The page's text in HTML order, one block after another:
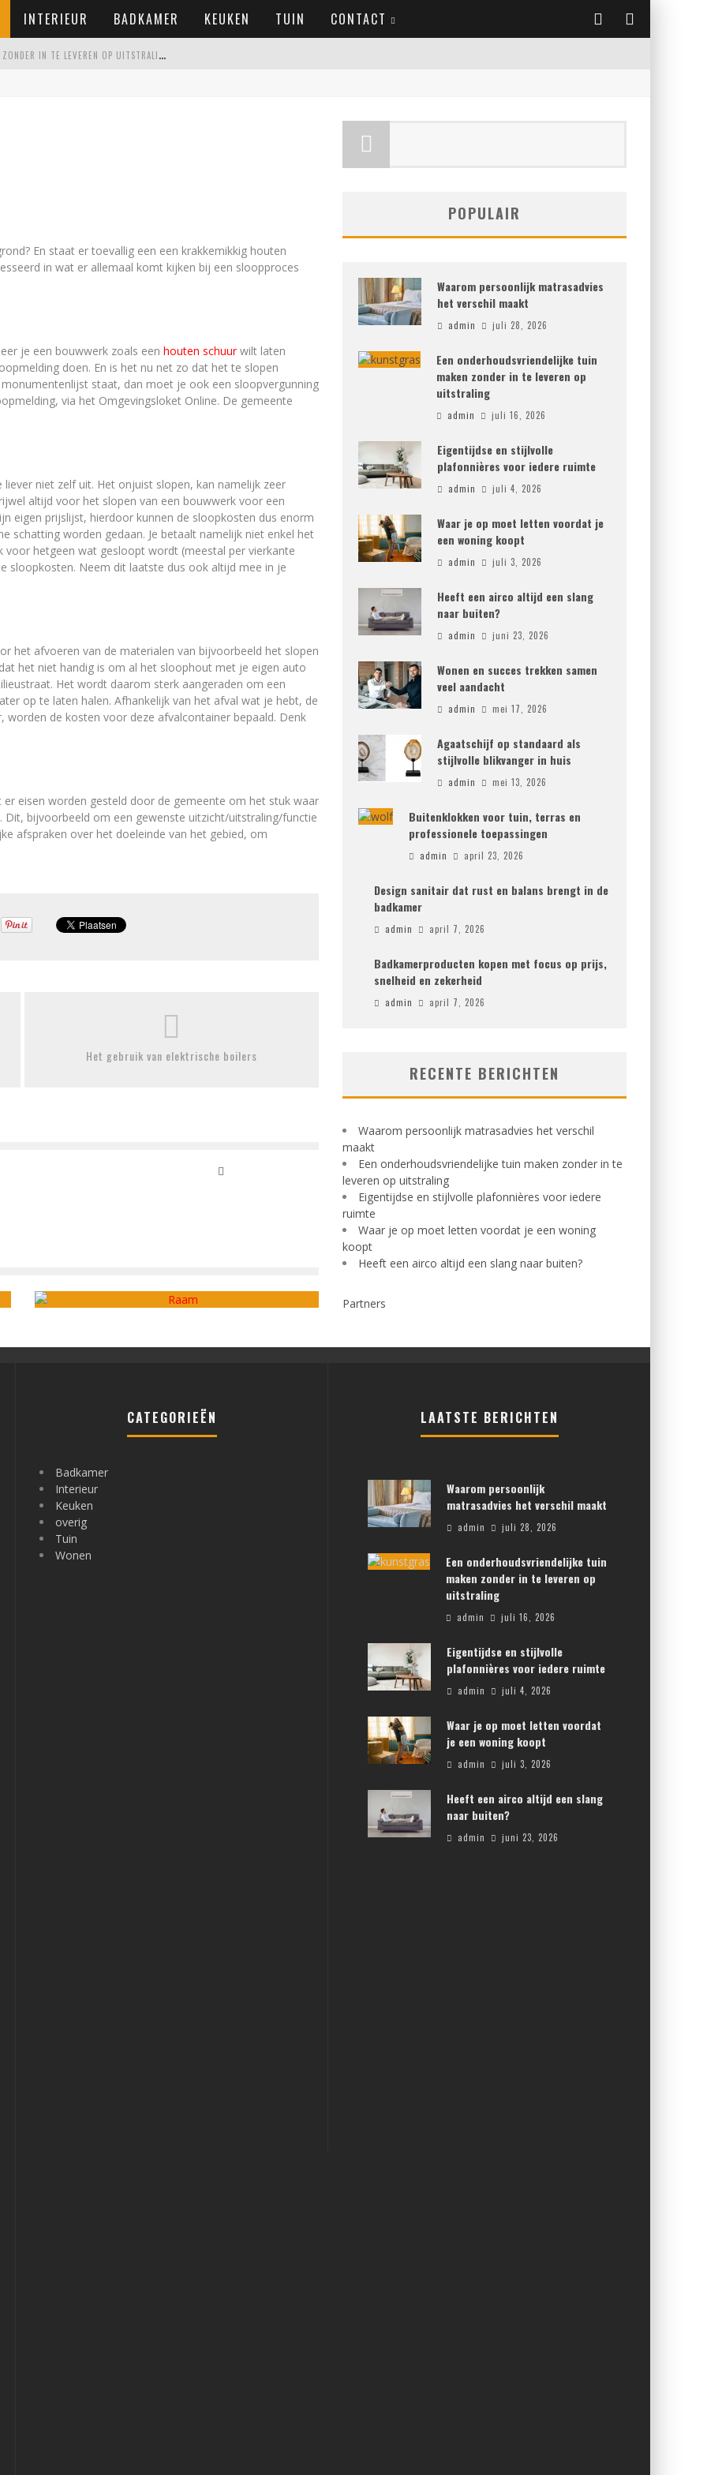
INTERIEUR BADKAMER KEUKEN TUIN CONTACT
E
EN ONDERHOUDSVRIENDELIJKE TUIN MAKEN ZONDER IN TE LEVEREN OP UITSTRALING
IEDERE RUIMTE
En staat er toevallig een een krakkemikkig houten
in wat er allemaal komt kijken bij een sloopproces
je een bouwwerk zoals een houten schuurwilt laten
doen. En is het nu net zo dat het te slopen
staat, dan moet je ook een sloopvergunning
via het Omgevingsloket Online. De gemeente
niet zelf uit. Het onjuist slopen, kan namelijk zeer
altijd voor het slopen van een bouwwerk voor een
eigen prijslijst, hierdoor kunnen de sloopkosten dus enorm
schatting worden gedaan. Je betaalt namelijk niet enkel het
hetgeen wat gesloopt wordt (meestal per vierkante
sloopkosten. Neem dit laatste dus ook altijd mee in je
het afvoeren van de materialen van bijvoorbeeld het slopen
het niet handig is om al het sloophout met je eigen auto
Het wordt daarom sterk aangeraden om een
op te laten halen. Afhankelijk van het afval wat je hebt, de
de kosten voor deze afvalcontainer bepaald. Denk
eisen worden gesteld door de gemeente om het stuk waar
bijvoorbeeld om een gewenste uitzicht/uitstraling/functie
afspraken over het doeleinde van het gebied, om
Het gebruik van elektrische boilers
POPULAIR
Waarom persoonlijk matrasadvies
het verschil maakt
admin juli 28, 2026
Een onderhoudsvriendelijke tuin
maken zonder in te leveren op
uitstraling
admin juli 16, 2026
Eigentijdse en stijlvolle
plafonnières voor iedere ruimte
admin juli 4, 2026
Waar je op moet letten voordat je
een woning koopt
admin juli 3, 2026
Heeft een airco altijd een slang
naar buiten?
admin juni 23, 2026
Wonen en succes trekken samen
veel aandacht
admin mei 17, 2026
Agaatschijf op standaard als
stijlvolle blikvanger in huis
admin mei 13, 2026
Buitenklokken voor tuin, terras en
professionele toepassingen
admin april 23, 2026
Design sanitair dat rust en balans brengt in de
badkamer
admin april 7, 2026
Badkamerproducten kopen met focus op prijs,
snelheid en zekerheid
admin april 7, 2026
RECENTE BERICHTEN
Waarom persoonlijk matrasadvies het verschil
maakt
Een onderhoudsvriendelijke tuin maken zonder in te
leveren op uitstraling
Eigentijdse en stijlvolle plafonnières voor iedere
ruimte
Waar je op moet letten voordat je een woning
koopt
Heeft een airco altijd een slang naar buiten?
Partners
CATEGORIEËN
Badkamer
Interieur
Keuken
overig
Tuin
Wonen
LAATSTE BERICHTEN
Waarom persoonlijk
matrasadvies het verschil maakt
admin juli 28, 2026
Een onderhoudsvriendelijke tuin
maken zonder in te leveren op
uitstraling
admin juli 16, 2026
Eigentijdse en stijlvolle
plafonnières voor iedere ruimte
admin juli 4, 2026
Waar je op moet letten voordat
je een woning koopt
admin juli 3, 2026
Heeft een airco altijd een slang
naar buiten?
admin juni 23, 2026